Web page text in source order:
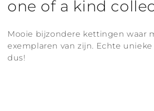
C
l
l
one of a kind
Mooie bijzondere kettingen waar
exemplaren van zijn. Echte unieke
dus!